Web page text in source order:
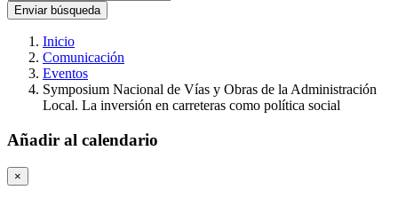
Enviar búsqueda
Inicio
Comunicación
Eventos
Symposium Nacional de Vías y Obras de la Administración
Local. La inversión en carreteras como política social
Añadir al calendario
×